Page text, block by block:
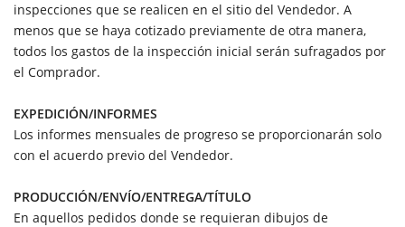
inspecciones que se realicen en el sitio del Vendedor. A
menos que se haya cotizado previamente de otra manera,
todos los gastos de la inspección inicial serán sufragados por
el Comprador.
EXPEDICIÓN/INFORMES
Los informes mensuales de progreso se proporcionarán solo
con el acuerdo previo del Vendedor.
PRODUCCIÓN/ENVÍO/ENTREGA/TÍTULO
En aquellos pedidos donde se requieran dibujos de